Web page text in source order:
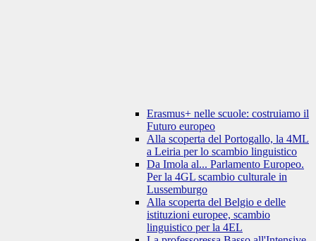
Erasmus+ nelle scuole: costruiamo il
Futuro europeo
Alla scoperta del Portogallo, la 4ML
a Leiria per lo scambio linguistico
Da Imola al... Parlamento Europeo.
Per la 4GL scambio culturale in
Lussemburgo
Alla scoperta del Belgio e delle
istituzioni europee, scambio
linguistico per la 4EL